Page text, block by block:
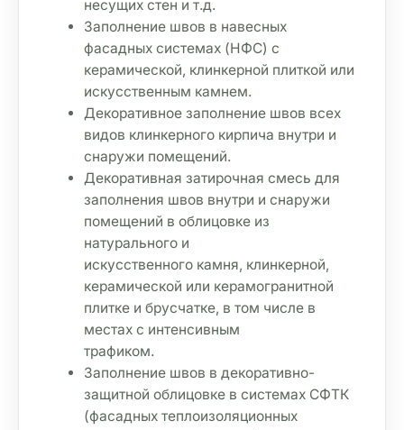
несущих стен и т.д.
Заполнение швов в навесных
фасадных системах (НФС) с
керамической, клинкерной плиткой или
искусственным камнем.
Декоративное заполнение швов всех
видов клинкерного кирпича внутри и
снаружи помещений.
Декоративная затирочная смесь для
заполнения швов внутри и снаружи
помещений в облицовке из
натурального и
искусственного камня, клинкерной,
керамической или керамогранитной
плитке и брусчатке, в том числе в
местах с интенсивным
трафиком.
Заполнение швов в декоративно-
защитной облицовке в системах СФТК
(фасадных теплоизоляционных